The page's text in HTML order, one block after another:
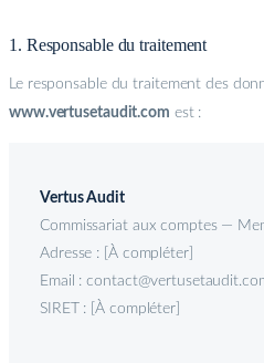
1. Responsable du traitement
Le responsable du traitement des
www.vertusetaudit.com est :
Vertus Audit
Commissariat aux comptes —
Adresse : [À compléter]
Email :
SIRET : [À compléter]